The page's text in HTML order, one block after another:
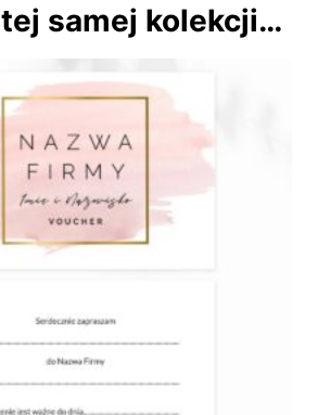
samej kolekcji…